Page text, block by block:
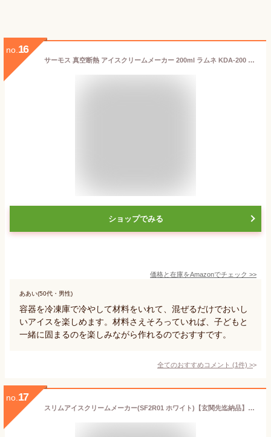
no. 16
サーモス 真空断熱 アイスクリームメーカー 200ml ラムネ KDA-200 RN
ショップでみる
価格と在庫をAmazonでチェック >>
ああい(50代・男性)
容器を冷凍庫で冷やして材料をいれて、混ぜるだけでおいし
いアイスを楽しめます。材料さえそろっていれば、子どもと
一緒に固まるのを楽しみながら作れるのでおすすです。
全てのおすすめコメント (1件) >
no. 17
スリムアイスクリームメーカー(SF2R01 ホワイト)【玄関先迄納品】ニトリ